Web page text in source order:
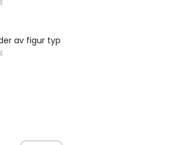
av figur typ